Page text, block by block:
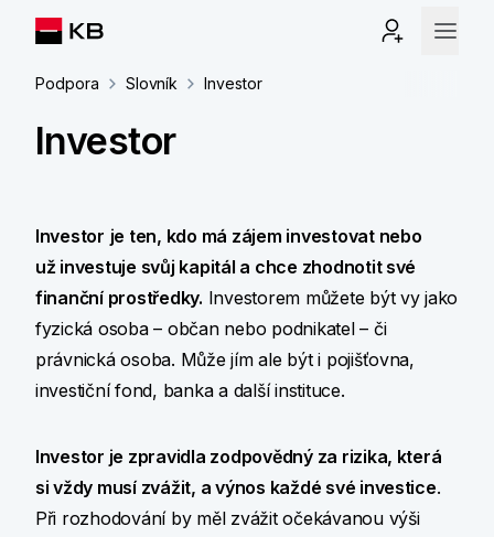
Podpora Slovník Investor
Investor
Investor je ten, kdo má zájem investovat nebo
už investuje svůj kapitál a chce zhodnotit své
finanční prostředky. Investorem můžete být vy jako
fyzická osoba – občan nebo podnikatel – či
právnická osoba. Může jím ale být i pojišťovna,
investiční fond, banka a další instituce.
Investor je zpravidla zodpovědný za rizika, která
si vždy musí zvážit, a výnos každé své investice.
Při rozhodování by měl zvážit očekávanou výši